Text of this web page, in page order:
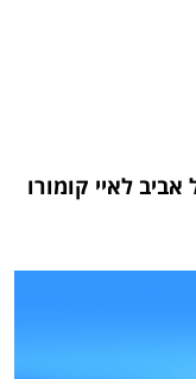
לאיי קומורו